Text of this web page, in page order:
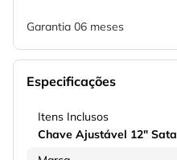
Garantia 06 meses
Especificações
Itens Inclusos
Chave Ajustável 12" Sata